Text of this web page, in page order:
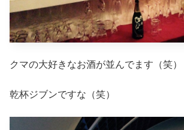
クマの大好きなお酒が並んでます（笑）
乾杯ジブンですな（笑）